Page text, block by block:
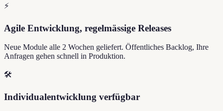
⚡
Agile Entwicklung, regelmässige Releases
Neue Module alle 2 Wochen geliefert. Öffentliches Backlog, Ihre
Anfragen gehen schnell in Produktion.
🛠️
Individualentwicklung verfügbar